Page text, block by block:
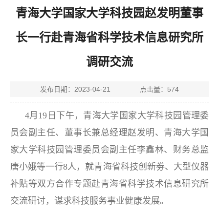
青海大学国家大学科技园赵发明董事
长一行赴青海省科学技术信息研究所
调研交流
发布日期：2023-04-21 点击量： 574
4月19日下午，青海大学国家大学科技园管理委
员会副主任、董事长兼总经理赵发明、青海大学国
家大学科技园管理委员会副主任李鑫林、财务总监
唐小娥等一行8人，就青海省科技创新劵、大型仪器
补贴等双方合作专题赴青海省科学技术信息研究所
交流研讨，谋求科技服务事业健康发展。